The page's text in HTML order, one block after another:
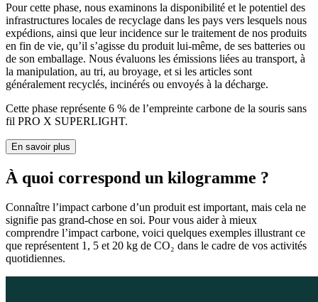
Pour cette phase, nous examinons la disponibilité et le potentiel des
infrastructures locales de recyclage dans les pays vers lesquels nous
expédions, ainsi que leur incidence sur le traitement de nos produits
en fin de vie, qu’il s’agisse du produit lui-même, de ses batteries ou
de son emballage. Nous évaluons les émissions liées au transport, à
la manipulation, au tri, au broyage, et si les articles sont
généralement recyclés, incinérés ou envoyés à la décharge.
Cette phase représente 6 % de l’empreinte carbone de la souris sans
fil PRO X SUPERLIGHT.
En savoir plus
À quoi correspond un kilogramme ?
Connaître l’impact carbone d’un produit est important, mais cela ne
signifie pas grand-chose en soi. Pour vous aider à mieux
comprendre l’impact carbone, voici quelques exemples illustrant ce
que représentent 1, 5 et 20 kg de CO₂ dans le cadre de vos activités
quotidiennes.